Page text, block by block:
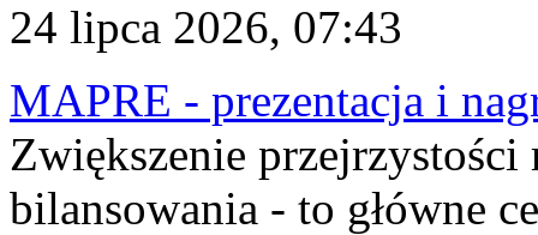
24 lipca 2026, 07:43
MAPRE - prezentacja i
Zwiększenie
bilansowania - to główne